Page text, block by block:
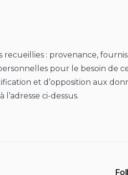
: provenance,
pour le besoin de
et d’opposition aux
ci-dessus.